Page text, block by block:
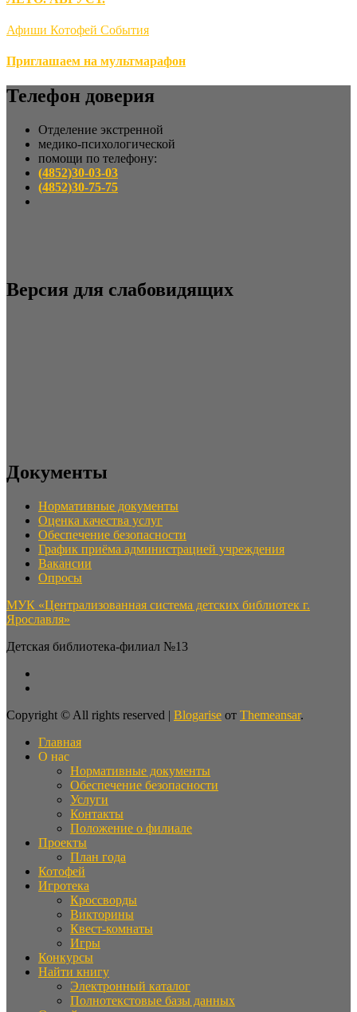
Афиши Котофей События
Приглашаем на мультмарафон
Телефон доверия
Отделение экстренной
медико-психологической
помощи по телефону:
(4852)30-03-03
(4852)30-75-75
Версия для слабовидящих
Документы
Нормативные документы
Оценка качества услуг
Обеспечение безопасности
График приёма администрацией учреждения
Вакансии
Опросы
МУК «Централизованная система детских библиотек г.
Ярославля»
Детская библиотека-филиал №13
Copyright © All rights reserved | Blogarise от Themeansar.
Главная
О нас
Нормативные документы
Обеспечение безопасности
Услуги
Контакты
Положение о филиале
Проекты
План года
Котофей
Игротека
Кроссворды
Викторины
Квест-комнаты
Игры
Конкурсы
Найти книгу
Электронный каталог
Полнотекстовые базы данных